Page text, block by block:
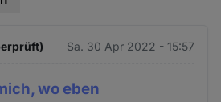
Sa. 30 Apr 2022 - 15:57
wo eben